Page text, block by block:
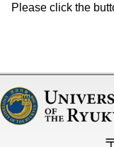
Please click the